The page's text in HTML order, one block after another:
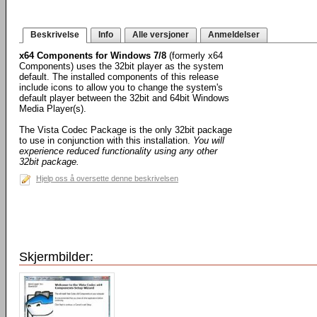
Beskrivelse Info Alle versjoner Anmeldelser
x64 Components for Windows 7/8 (formerly x64
Components) uses the 32bit player as the system
default. The installed components of this release
include icons to allow you to change the system's
default player between the 32bit and 64bit Windows
Media Player(s).
The Vista Codec Package is the only 32bit package
to use in conjunction with this installation. You will
experience reduced functionality using any other
32bit package.
Hjelp oss å oversette denne beskrivelsen
Skjermbilder: